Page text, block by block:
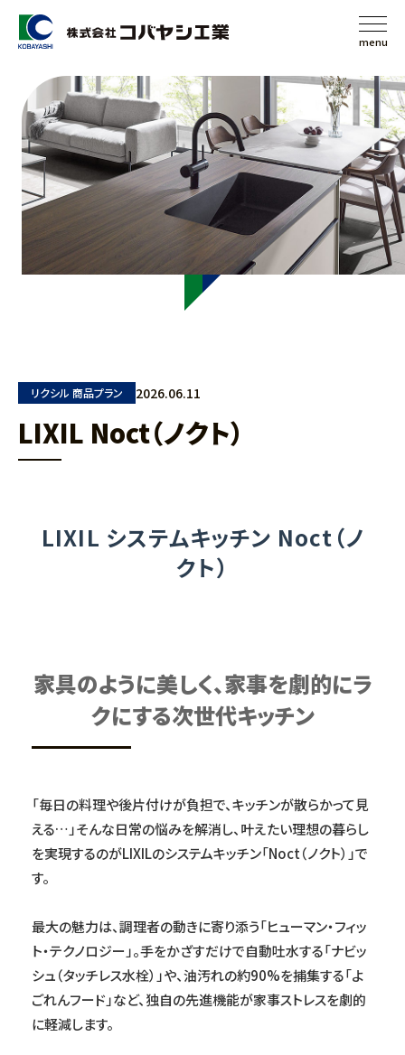
menu
リクシル 商品プラン 2026.06.11
LIXIL Noct（ノクト）
LIXIL システムキッチン Noct（ノ
クト）
家具のように美しく、家事を劇的にラ
クにする次世代キッチン
「毎日の料理や後片付けが負担で、キッチンが散らかって見
える…」そんな日常の悩みを解消し、叶えたい理想の暮らし
を実現するのがLIXILのシステムキッチン「Noct（ノクト）」で
す。
最大の魅力は、調理者の動きに寄り添う「ヒューマン・フィッ
ト・テクノロジー」。手をかざすだけで自動吐水する「ナビッ
シュ（タッチレス水栓）」や、油汚れの約90%を捕集する「よ
ごれんフード」など、独自の先進機能が家事ストレスを劇的
に軽減します。